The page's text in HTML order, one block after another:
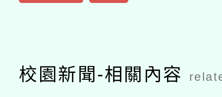
校園新聞-相關內容